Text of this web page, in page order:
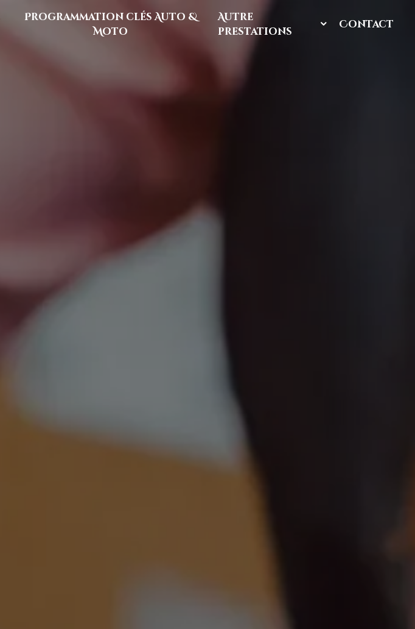
Programmation clés Auto &
Moto
Autre
prestations
Contact